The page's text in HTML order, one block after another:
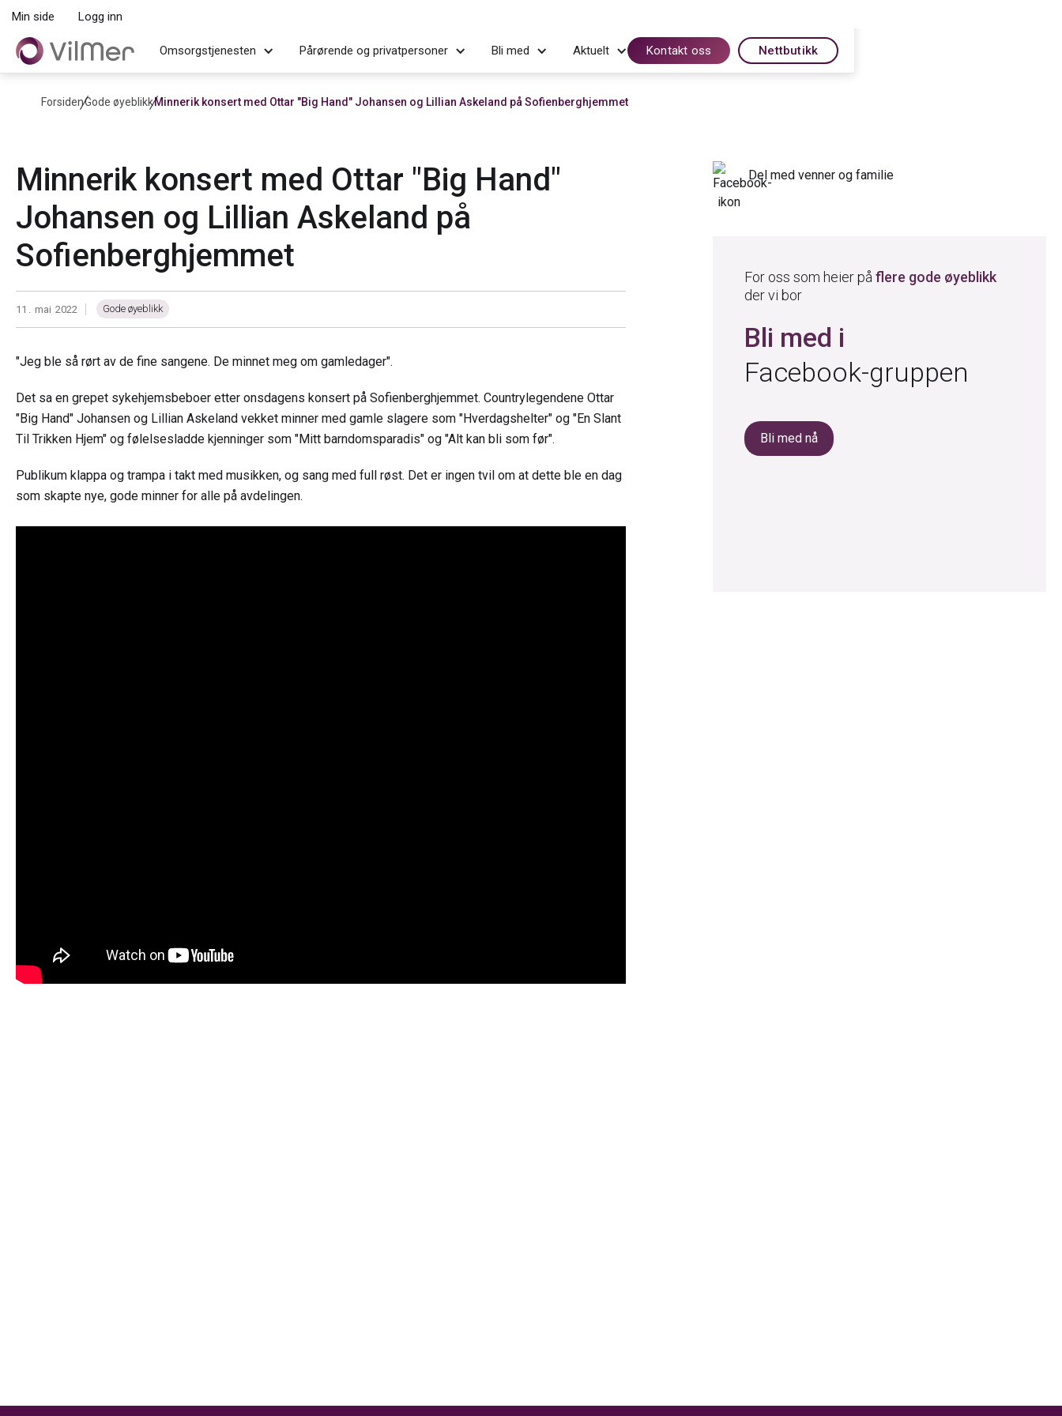
Min side Logg inn
Omsorgstjenesten Pårørende og privatpersoner Bli med Aktuelt Kontakt oss Nettbutikk
ForsidenGode øyeblikkMinnerik konsert med Ottar "Big Hand" Johansen og Lillian Askeland på Sofienberghjemmet
Minnerik konsert med Ottar "Big Hand"
Johansen og Lillian Askeland på
Sofienberghjemmet
11 . mai 2022 Gode øyeblikk
"Jeg ble så rørt av de fine sangene. De minnet meg om gamledager" .
Det sa en grepet sykehjemsbeboer etter onsdagens konsert på Sofienberghjemmet. Countrylegendene Ottar
"Big Hand" Johansen og Lillian Askeland vekket minner med gamle slagere som "Hverdagshelter" og "En Slant
Til Trikken Hjem" og følelsesladde kjenninger som "Mitt barndomsparadis" og "Alt kan bli som før".
Publikum klappa og trampa i takt med musikken, og sang med full røst. Det er ingen tvil om at dette ble en dag
som skapte nye, gode minner for alle på avdelingen .
Del med venner og familie
For oss som heier påflere gode øyeblikk
der vi bor
Bli med i
Facebook-gruppen
Bli med nå